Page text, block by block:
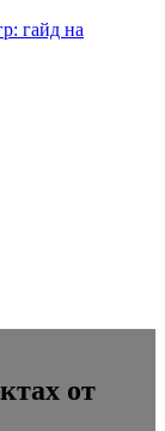
гайд на
от